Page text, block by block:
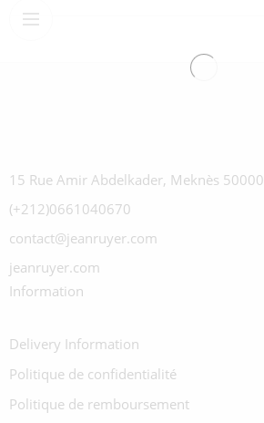
15 Rue Amir Abdelkader, Meknès 50000
(+212)0661040670
contact@jeanruyer.com
jeanruyer.com
Information
Delivery Information
Politique de confidentialité
Politique de remboursement